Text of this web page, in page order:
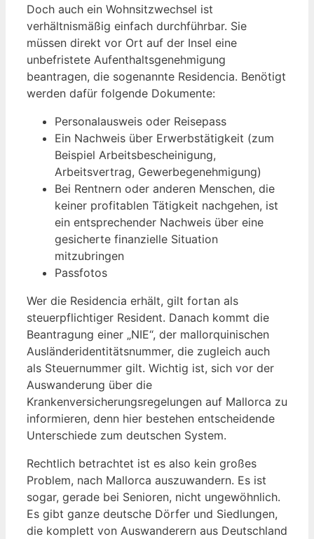
Doch auch ein Wohnsitzwechsel ist
verhältnismäßig einfach durchführbar. Sie
müssen direkt vor Ort auf der Insel eine
unbefristete Aufenthaltsgenehmigung
beantragen, die sogenannte Residencia. Benötigt
werden dafür folgende Dokumente:
Personalausweis oder Reisepass
Ein Nachweis über Erwerbstätigkeit (zum
Beispiel Arbeitsbescheinigung,
Arbeitsvertrag, Gewerbegenehmigung)
Bei Rentnern oder anderen Menschen, die
keiner profitablen Tätigkeit nachgehen, ist
ein entsprechender Nachweis über eine
gesicherte finanzielle Situation
mitzubringen
Passfotos
Wer die Residencia erhält, gilt fortan als
steuerpflichtiger Resident. Danach kommt die
Beantragung einer „NIE“, der mallorquinischen
Ausländeridentitätsnummer, die zugleich auch
als Steuernummer gilt. Wichtig ist, sich vor der
Auswanderung über die
Krankenversicherungsregelungen auf Mallorca zu
informieren, denn hier bestehen entscheidende
Unterschiede zum deutschen System.
Rechtlich betrachtet ist es also kein großes
Problem, nach Mallorca auszuwandern. Es ist
sogar, gerade bei Senioren, nicht ungewöhnlich.
Es gibt ganze deutsche Dörfer und Siedlungen,
die komplett von Auswanderern aus Deutschland